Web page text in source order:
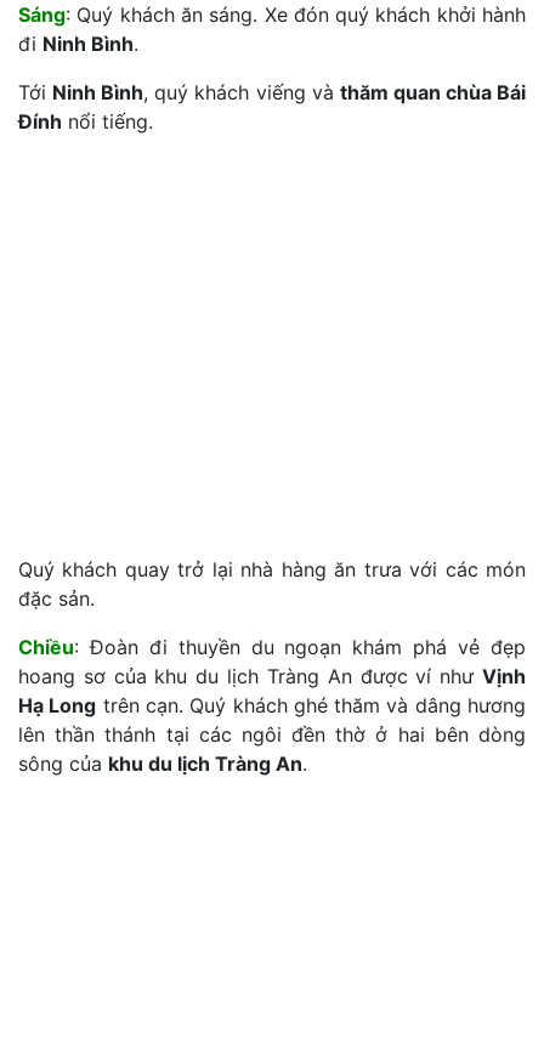
Sáng: Quý khách ăn sáng. Xe đón quý khách khởi hành
đi Ninh Bình.
Tới Ninh Bình, quý khách viếng và thăm quan chùa Bái
Đính nổi tiếng.
Quý khách quay trở lại nhà hàng ăn trưa với các món
đặc sản.
Chiều: Đoàn đi thuyền du ngoạn khám phá vẻ đẹp
hoang sơ của khu du lịch Tràng An được ví như Vịnh
Hạ Long trên cạn. Quý khách ghé thăm và dâng hương
lên thần thánh tại các ngôi đền thờ ở hai bên dòng
sông của khu du lịch Tràng An.